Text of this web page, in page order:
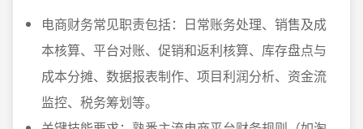
电商财务常见职责包括：日常账务处理、销售及成
本核算、平台对账、促销和返利核算、库存盘点与
成本分摊、数据报表制作、项目利润分析、资金流
监控、税务筹划等。